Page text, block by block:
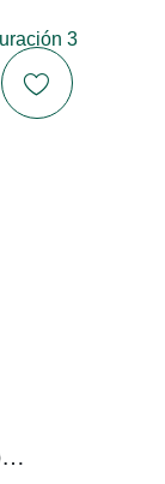
Estantería Compile Configuración 3